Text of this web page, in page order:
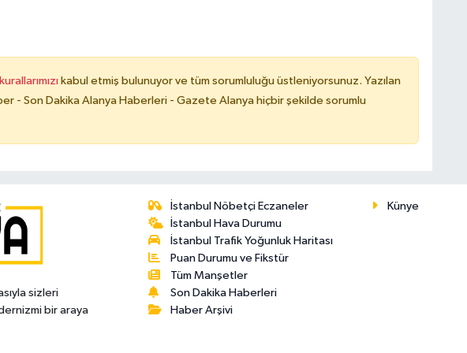
kabul etmiş bulunuyor ve tüm sorumluluğu üstleniyorsunuz. Yazılan
- Son Dakika Alanya Haberleri - Gazete Alanya hiçbir şekilde sorumlu
sizleri
bir araya
İstanbul Nöbetçi Eczaneler
İstanbul Hava Durumu
İstanbul Trafik Yoğunluk Haritası
Puan Durumu ve Fikstür
Tüm Manşetler
Son Dakika Haberleri
Haber Arşivi
Künye